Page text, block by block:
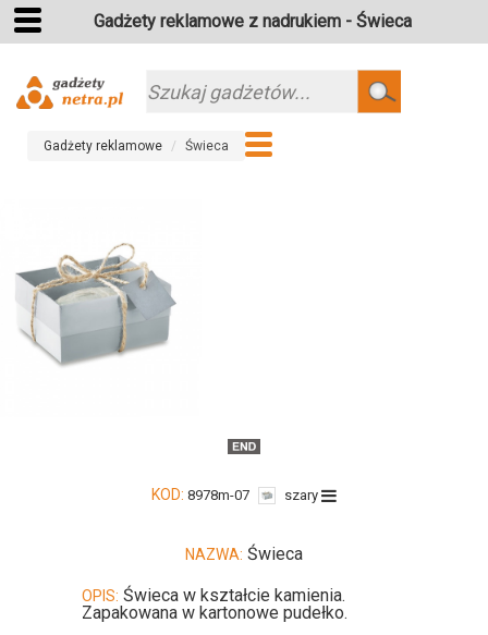
Gadżety reklamowe z nadrukiem - Świeca
Szukaj
Gadżety reklamowe Świeca
KOD: 8978m-07 szary
NAZWA: Świeca
OPIS: Świeca w kształcie kamienia.
Zapakowana w kartonowe pudełko.